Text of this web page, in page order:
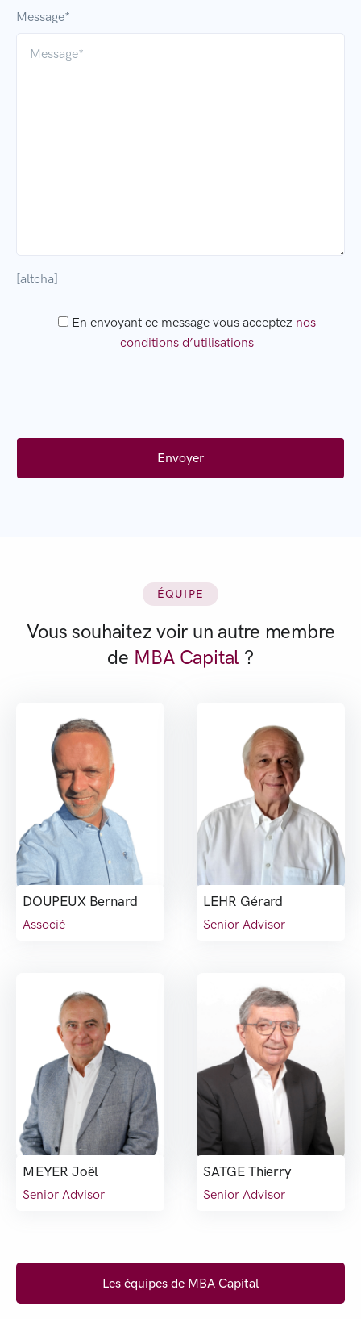
Message*
[altcha]
En envoyant ce message vous acceptez nos
conditions d’utilisations
ÉQUIPE
Vous souhaitez voir un autre membre
de MBA Capital ?
DOUPEUX Bernard
Associé
LEHR Gérard
Senior Advisor
MEYER Joël
Senior Advisor
SATGE Thierry
Senior Advisor
Les équipes de MBA Capital